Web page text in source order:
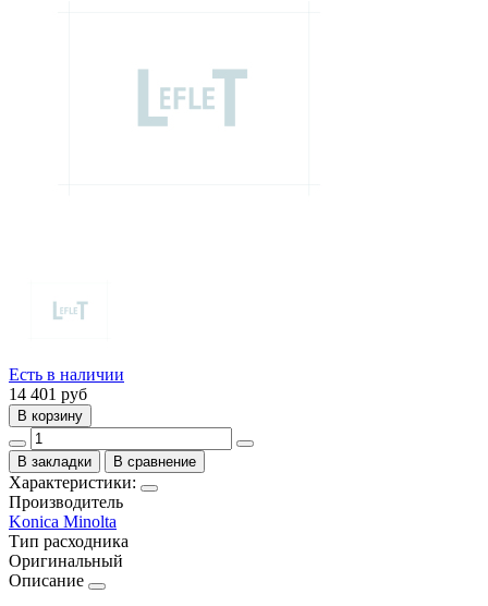
Есть в наличии
14 401 руб
В корзину
В закладки В сравнение
Характеристики:
Производитель
Konica Minolta
Тип расходника
Оригинальный
Описание